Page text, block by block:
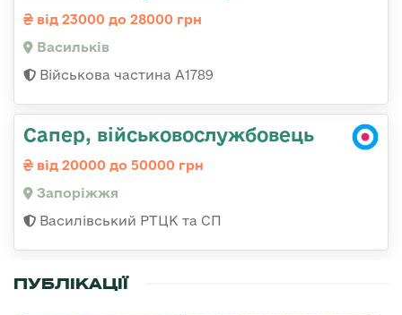
від 23000 до 28000 грн
Васильків
Військова частина А1789
Сапер, військовослужбовець
від 20000 до 50000 грн
Запоріжжя
Василівський РТЦК та СП
ПУБЛІКАЦІЇ